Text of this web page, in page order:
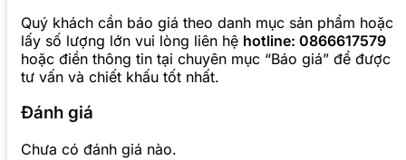
Quý khách cần báo giá theo danh mục sản phẩm hoặc
lấy số lượng lớn vui lòng liên hệ hotline: 0866617579
hoặc điền thông tin tại chuyên mục “Báo giá” để được
tư vấn và chiết khấu tốt nhất.
Đánh giá
Chưa có đánh giá nào.